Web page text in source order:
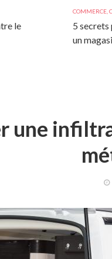
le
COMMERCE
5 secrets
un
une